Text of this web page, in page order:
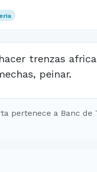
trenzas
peinar.
pertenece a Banc de